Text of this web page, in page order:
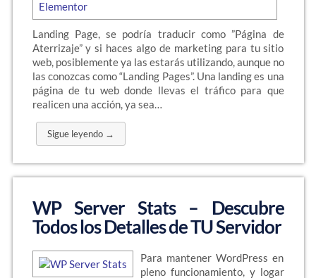
Landing Page, se podría traducir como ”Página de
Aterrizaje” y si haces algo de marketing para tu sitio
web, posiblemente ya las estarás utilizando, aunque no
las conozcas como “Landing Pages”. Una landing es una
página de tu web donde llevas el tráfico para que
realicen una acción, ya sea…
Sigue leyendo →
WP Server Stats – Descubre
Todos los Detalles de TU Servidor
Para mantener WordPress en
pleno funcionamiento, y logar